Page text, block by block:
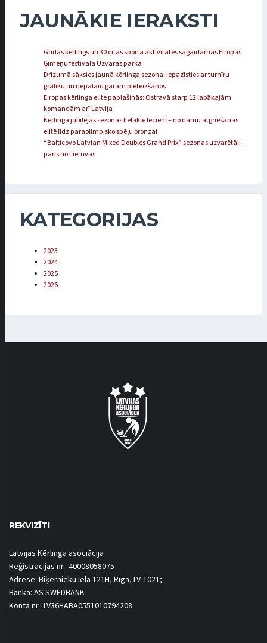
JAUNĀKIE IERAKSTI
Grīdas kērlings un 30 citas sporta aktivitātes sagaidāmas Eiropas
Ģimeņu festivālā Uzvaras parkā
Drīzumā sāksies jaunā kērlinga sezona: iepazīsties ar turnīru
grafiku un nepalaid garām pieteikšanos
Eiropas kērlinga elite paplašinās: Ostravā starp 12 labākajām
komandām arī Latvija
Kērlinga jubilejas sezonas lielākie lēcieni – no dāmu atgriešanās
elitē līdz paraolimpisko spēļu bronzai
“Balticovo Latvian Mixed Doubles Grand Prix” sezonas uzvarētāji –
pāris no Lietuvas
KATEGORIJAS
2023
2024
2025
2026
REKVIZĪTI
Latvijas Kērlinga asociācija
Reģistrācijas nr.: 40008058075
Adrese: Biķernieku iela 121H, Rīga, LV-1021;
Banka: AS SWEDBANK
Konta nr.: LV36HABA0551010794208